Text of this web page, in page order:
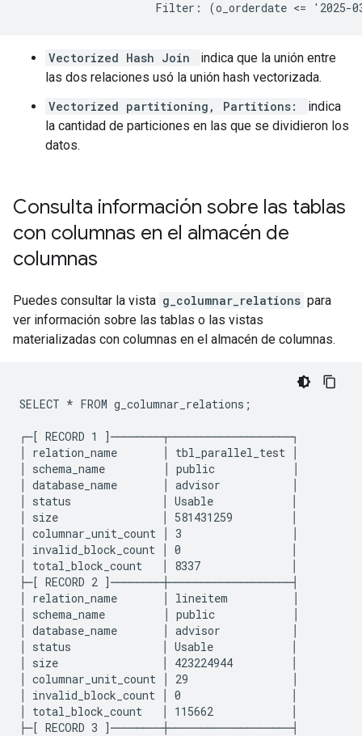
Vectorized Hash Join
indica que la unión entre
las dos relaciones usó la unión hash vectorizada.
Vectorized partitioning, Partitions:
indica
la cantidad de particiones en las que se dividieron los
datos.
Consulta información sobre las tablas
con columnas en el almacén de
columnas
Puedes consultar la vista g_columnar_relations para
ver información sobre las tablas o las vistas
materializadas con columnas en el almacén de columnas.
SELECT * FROM g_columnar_relations;
┌─[ RECORD 1 ]────────┬───────────────────┐
│ relation_name       │ tbl_parallel_test │
│ schema_name         │ public            │
│ database_name       │ advisor           │
│ status              │ Usable            │
│ size                │ 581431259         │
│ columnar_unit_count │ 3                 │
│ invalid_block_count │ 0                 │
│ total_block_count   │ 8337              │
├─[ RECORD 2 ]────────┼───────────────────┤
│ relation_name       │ lineitem          │
│ schema_name         │ public            │
│ database_name       │ advisor           │
│ status              │ Usable            │
│ size                │ 423224944         │
│ columnar_unit_count │ 29                │
│ invalid_block_count │ 0                 │
│ total_block_count   │ 115662            │
├─[ RECORD 3 ]────────┼───────────────────┤